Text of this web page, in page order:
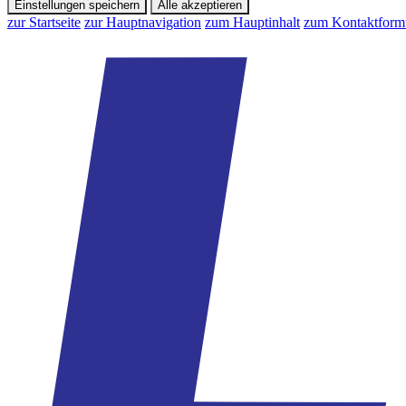
Einstellungen speichern Alle akzeptieren
zur Startseite zur Hauptnavigation zum Hauptinhalt zum